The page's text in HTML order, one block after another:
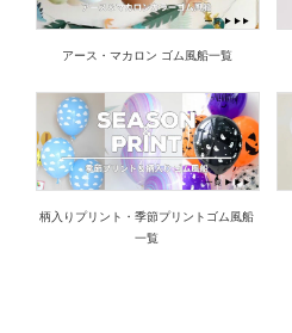
アース・マカロン ゴム風船一覧
柄入りプリント・季節プリントゴム風船
一覧